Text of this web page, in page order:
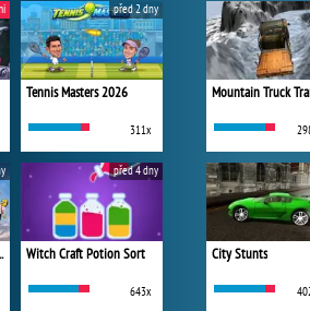
Tennis Masters 2026
311x
před 2 dny
Game Witch Craft Potion Sort
643x
před 4 dny
Mountain Truck
City Stunts